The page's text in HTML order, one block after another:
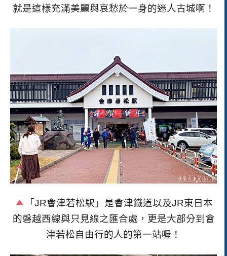
就是這樣充滿美麗與哀愁於一身的迷人古城啊！
「JR會津若松駅」是會津鐵道以及JR東日本
的磐越西線與只見線之匯合處，更是大部分到會
津若松自由行的人的第一站喔！